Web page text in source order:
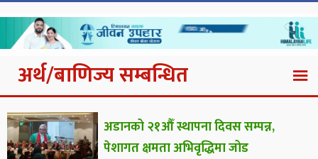
अर्थ/बाणिज्य सम्बन्धित
अडानको २१औँ स्थापना दिवस सम्पन्न,
पेशागत क्षमता अभिवृद्धिमा जोड